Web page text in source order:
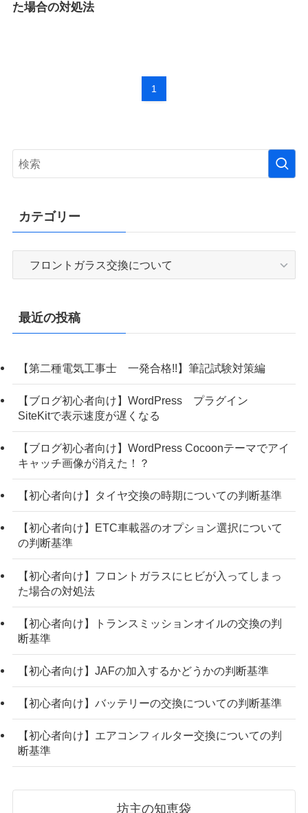
た場合の対処法
1
カテゴリー
リ
最近の投稿
【第二種電気工事士 一発合格!!】筆記試験対策編
【ブログ初心者向け】WordPress プラグイン
SiteKitで表示速度が遅くなる
【ブログ初心者向け】WordPress Cocoonテーマでアイ
キャッチ画像が消えた！？
【初心者向け】タイヤ交換の時期についての判断基準
【初心者向け】ETC車載器のオプション選択について
の判断基準
【初心者向け】フロントガラスにヒビが入ってしまっ
た場合の対処法
【初心者向け】トランスミッションオイルの交換の判
断基準
【初心者向け】JAFの加入するかどうかの判断基準
【初心者向け】バッテリーの交換についての判断基準
【初心者向け】エアコンフィルター交換についての判
断基準
坊主の知恵袋